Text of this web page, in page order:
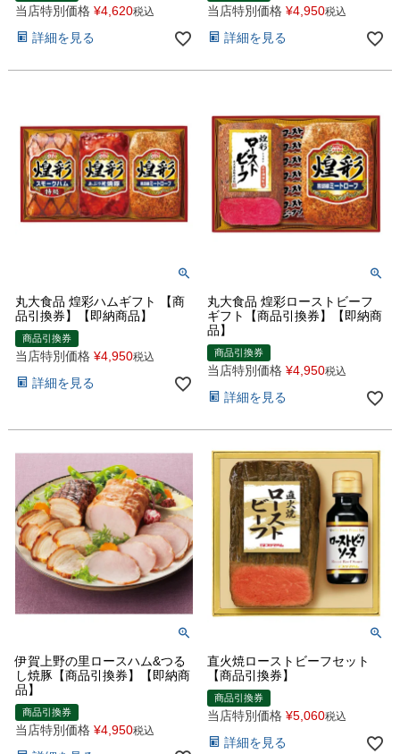
当店特別価格 ¥4,620税込
詳細を見る
当店特別価格 ¥4,950税込
詳細を見る
丸大食品 煌彩ハムギフト 【商
品引換券】【即納商品】
商品引換券
当店特別価格 ¥4,950税込
詳細を見る
丸大食品 煌彩ローストビーフ
ギフト【商品引換券】【即納商
品】
商品引換券
当店特別価格 ¥4,950税込
詳細を見る
伊賀上野の里ロースハム&つる
し焼豚【商品引換券】【即納商
品】
商品引換券
当店特別価格 ¥4,950税込
直火焼ローストビーフセット
【商品引換券】
商品引換券
当店特別価格 ¥5,060税込
詳細を見る